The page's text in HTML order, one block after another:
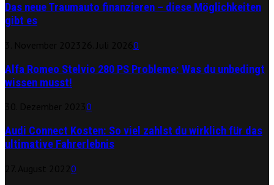
Das neue Traumauto finanzieren – diese Möglichkeiten
gibt es
0
Alfa Romeo Stelvio 280 PS Probleme: Was du unbedingt
wissen musst!
0
Audi Connect Kosten: So viel zahlst du wirklich für das
ultimative Fahrerlebnis
0